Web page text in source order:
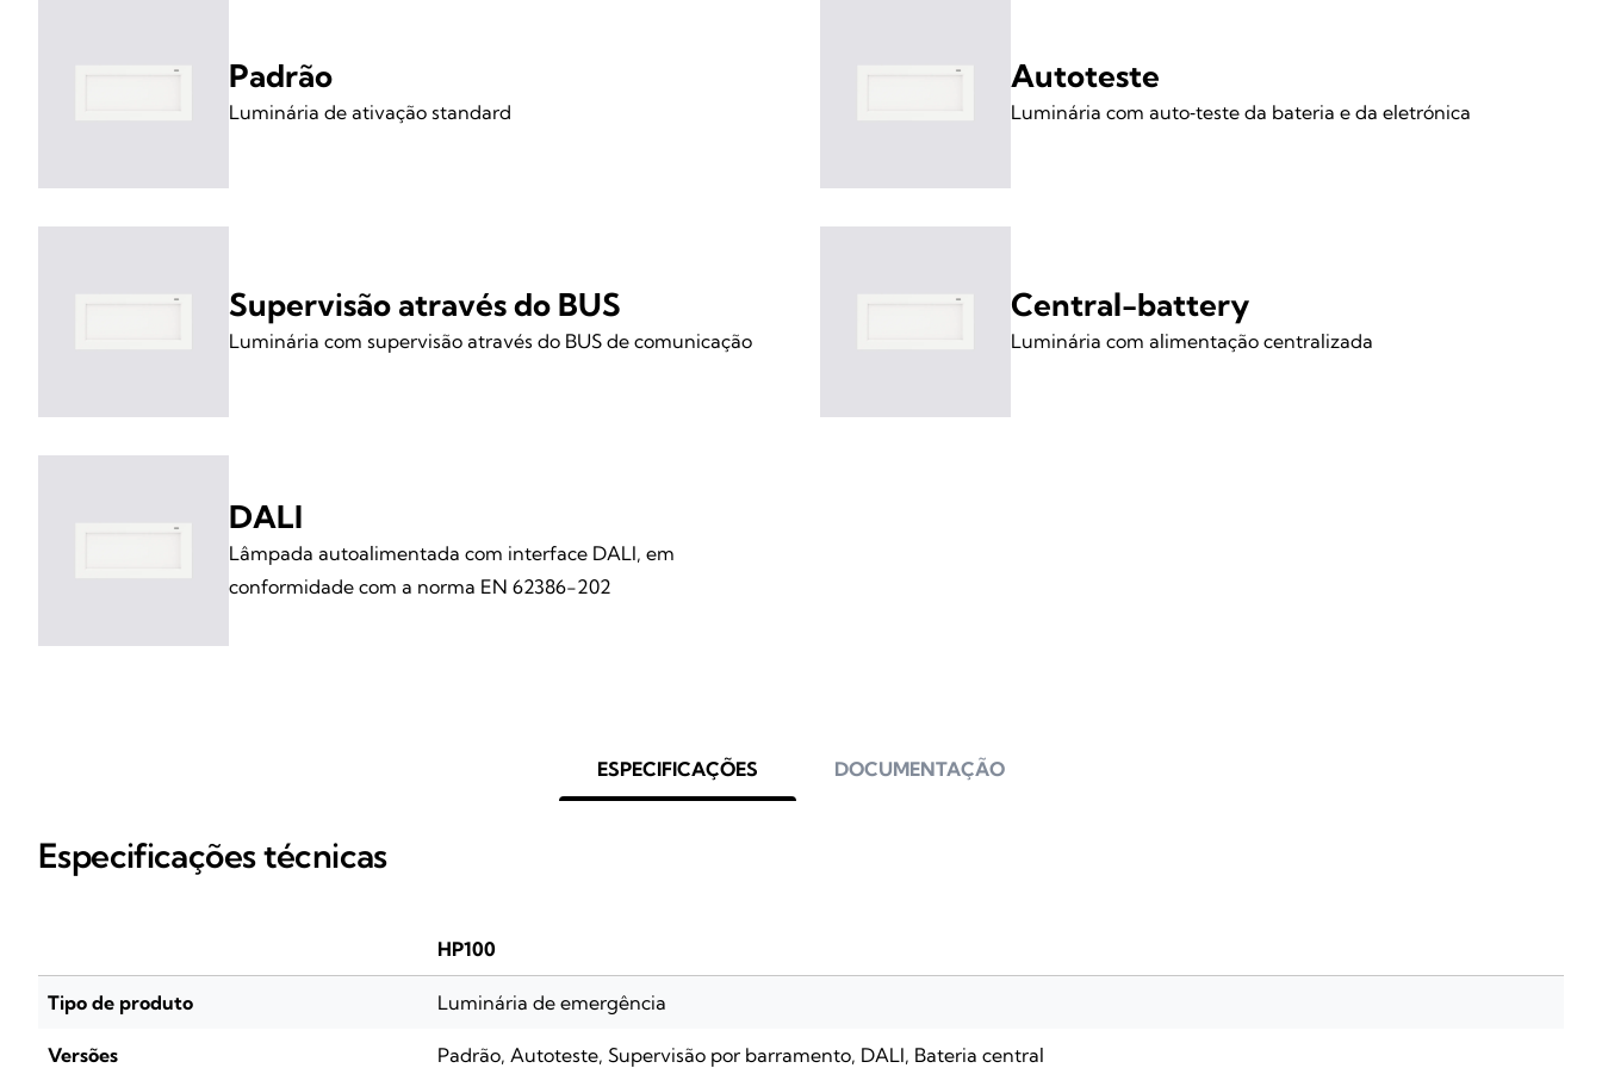
Padrão
Luminária de ativação standard
Autoteste
Luminária com auto‑teste da bateria e da eletrónica
Supervisão através do BUS
Luminária com supervisão através do BUS de comunicação
Central-battery
Luminária com alimentação centralizada
DALI
Lâmpada autoalimentada com interface DALI, em
conformidade com a norma EN 62386-202
ESPECIFICAÇÕES DOCUMENTAÇÃO
Especificações técnicas
HP100
Tipo de produto Luminária de emergência
Versões Padrão, Autoteste, Supervisão por barramento, DALI, Bateria central